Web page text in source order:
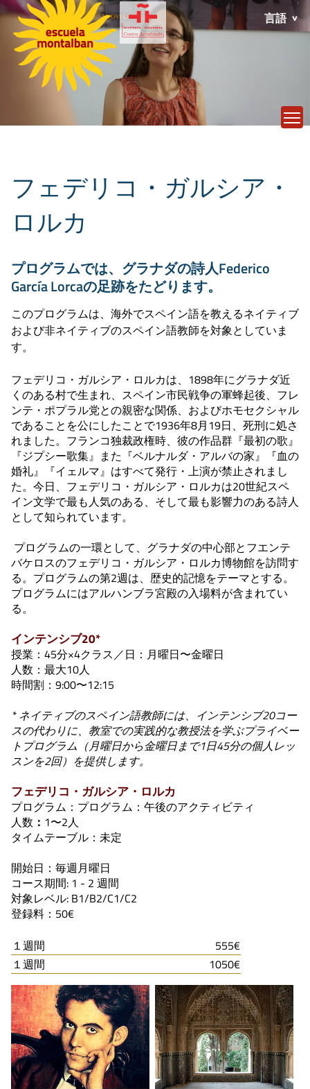
言語
フェデリコ・ガルシア・
ロルカ
プログラムでは、グラナダの詩人Federico
García Lorcaの足跡をたどります。
このプログラムは、海外でスペイン語を教えるネイティブ
および非ネイティブのスペイン語教師を対象としていま
す。
フェデリコ・ガルシア・ロルカは、1898年にグラナダ近
くのある村で生まれ、スペイン市民戦争の軍蜂起後、フレ
ンテ・ポプラル党との親密な関係、およびホモセクシャル
であることを公にしたことで1936年8月19日、死刑に処さ
れました。フランコ独裁政権時、彼の作品群『最初の歌』
『ジプシー歌集』また『ベルナルダ・アルバの家』『血の
婚礼』『イェルマ』はすべて発行・上演が禁止されまし
た。今日、フェデリコ・ガルシア・ロルカは20世紀スペ
イン文学で最も人気のある、そして最も影響力のある詩人
として知られています。
プログラムの一環として、グラナダの中心部とフエンテ
バケロスのフェデリコ・ガルシア・ロルカ博物館を訪問す
る。プログラムの第2週は、歴史的記憶をテーマとする。
プログラムにはアルハンブラ宮殿の入場料が含まれてい
る。
インテンシブ20*
授業：45分×4クラス／日：月曜日〜金曜日
人数：最大10人
時間割：9:00〜12:15
* ネイティブのスペイン語教師には、インテンシブ20コー
スの代わりに、教室での実践的な教授法を学ぶプライベー
トプログラム（月曜日から金曜日まで1日45分の個人レッ
スンを2回）を提供します。
フェデリコ・ガルシア・ロルカ
プログラム：プログラム：午後のアクティビティ
人数 ： 1〜2人
タイムテーブル：未定
開始日：毎週月曜日
コース期間: 1 - 2 週間
対象レベル: B1/B2/C1/C2
登録料：50€
１週間
555€
１週間
1050€